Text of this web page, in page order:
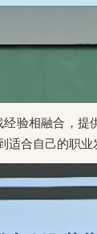
验相融合，
合自己的职业